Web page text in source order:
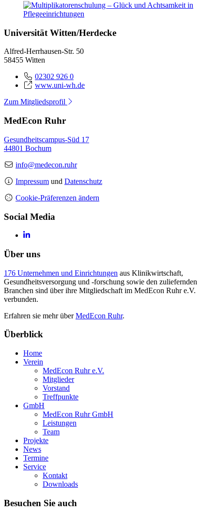
Universität Witten/Herdecke
Alfred-Herrhausen-Str. 50
58455 Witten
02302 926 0
www.uni-wh.de
Zum Mitgliedsprofil
MedEcon Ruhr
Gesundheitscampus-Süd 17
44801 Bochum
info@medecon.ruhr
Impressum und Datenschutz
Cookie-Präferenzen ändern
Social Media
Über uns
176 Unternehmen und Einrichtungen aus Klinikwirtschaft,
Gesundheitsversorgung und -forschung sowie den zuliefernden
Branchen sind über ihre Mitgliedschaft im MedEcon Ruhr e.V.
verbunden.
Erfahren sie mehr überMedEcon Ruhr.
Überblick
Home
Verein
MedEcon Ruhr e.V.
Mitglieder
Vorstand
Treffpunkte
GmbH
MedEcon Ruhr GmbH
Leistungen
Team
Projekte
News
Termine
Service
Kontakt
Downloads
Besuchen Sie auch